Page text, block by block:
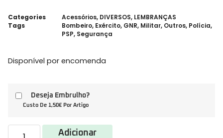
Categories Acessórios, DIVERSOS, LEMBRANÇAS
Tags
Bombeiro, Exército, GNR, Militar, Outros, Polícia,
PSP, Segurança
Disponível por encomenda
Deseja Embrulho?
Custo De 1,50€ Por Artigo
Adicionar